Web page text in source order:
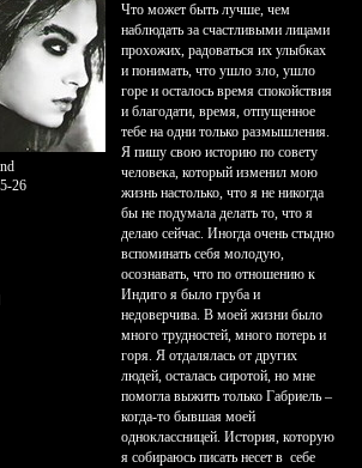
26
Что может быть лучше, чем
наблюдать за счастливыми лицами
прохожих, радоваться их улыбках
и понимать, что ушло зло, ушло
горе и осталось время спокойствия
и благодати, время, отпущенное
тебе на одни только размышления.
Я пишу свою историю по совету
человека, который изменил мою
жизнь настолько, что я не никогда
бы не подумала делать то, что я
делаю сейчас. Иногда очень стыдно
вспоминать себя молодую,
осознавать, что по отношению к
Индиго я было груба и
недоверчива. В моей жизни было
много трудностей, много потерь и
горя. Я отдалялась от других
людей, осталась сиротой, но мне
помогла выжить только Габриель –
когда-то бывшая моей
одноклассницей. История, которую
я собираюсь писать несет в себе